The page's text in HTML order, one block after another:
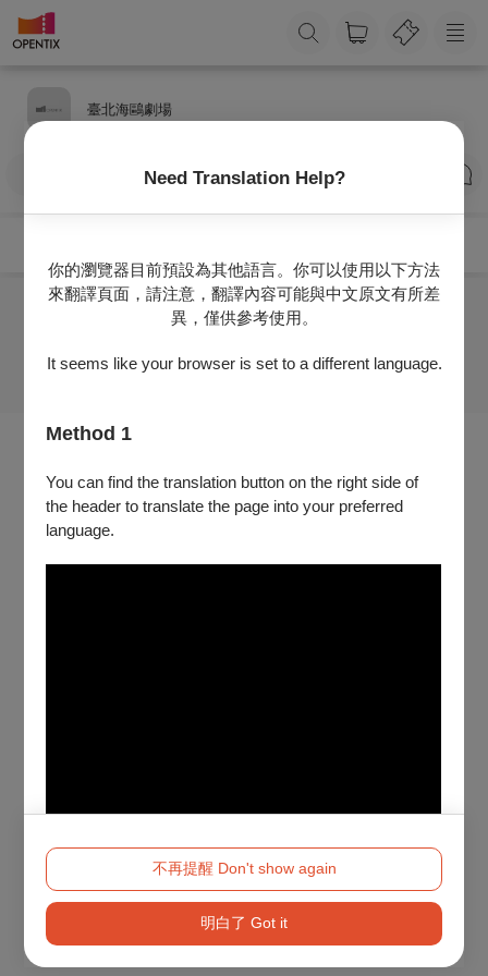
Need Translation Help?
你的瀏覽器目前預設為其他語言。你可以使用以下方法
來翻譯頁面，請注意，翻譯內容可能與中文原文有所差
異，僅供參考使用。
It seems like your browser is set to a different language.
Method 1
You can find the translation button on the right side of
the header to translate the page into your preferred
language.
Method 2
不再提醒 Don't show again
明白了 Got it
臺北海鷗劇場
訂閱